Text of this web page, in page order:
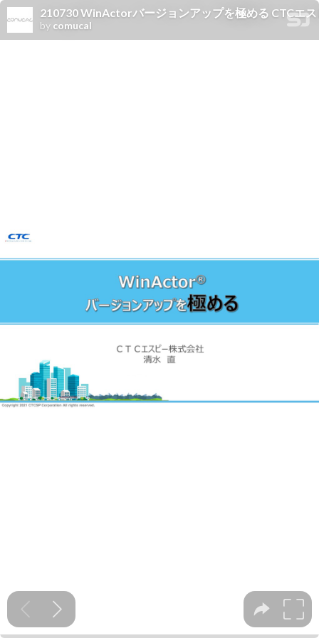
210730 WinActorバージョンアップを極める CTCエ
by comucal